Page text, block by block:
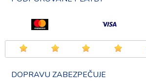
DOPRAVU ZABEZPEČUJE